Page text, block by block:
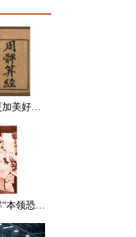
共同创造世界更加美好的未来
以勤学善学破解“本领恐慌”